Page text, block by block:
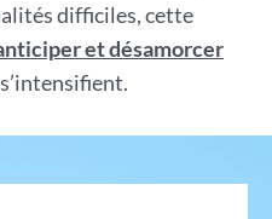
difficiles, cette
et désamorcer